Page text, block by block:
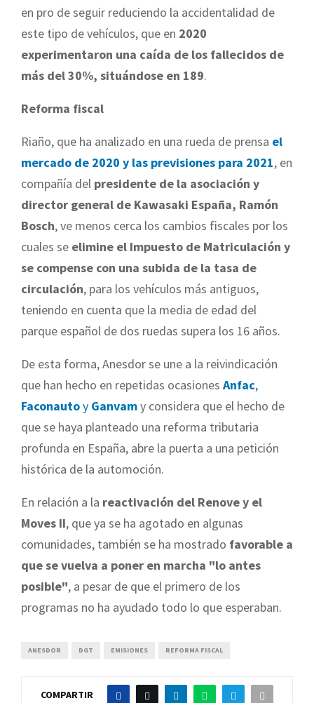
en pro de seguir reduciendo la accidentalidad de
este tipo de vehículos, que en 2020
experimentaron una caída de los fallecidos de
más del 30%, situándose en 189.
Reforma fiscal
Riaño, que ha analizado en una rueda de prensa el
mercado de 2020 y las previsiones para 2021, en
compañía del presidente de la asociación y
director general de Kawasaki España, Ramón
Bosch, ve menos cerca los cambios fiscales por los
cuales se elimine el Impuesto de Matriculación y
se compense con una subida de la tasa de
circulación, para los vehículos más antiguos,
teniendo en cuenta que la media de edad del
parque español de dos ruedas supera los 16 años.
De esta forma, Anesdor se une a la reivindicación
que han hecho en repetidas ocasiones Anfac,
Faconautoy Ganvamy considera que el hecho de
que se haya planteado una reforma tributaria
profunda en España, abre la puerta a una petición
histórica de la automoción.
En relación a la reactivación del Renove y el
Moves II, que ya se ha agotado en algunas
comunidades, también se ha mostrado favorable a
que se vuelva a poner en marcha "lo antes
posible", a pesar de que el primero de los
programas no ha ayudado todo lo que esperaban.
ANESDOR DGT EMISIONES REFORMA FISCAL
COMPARTIR